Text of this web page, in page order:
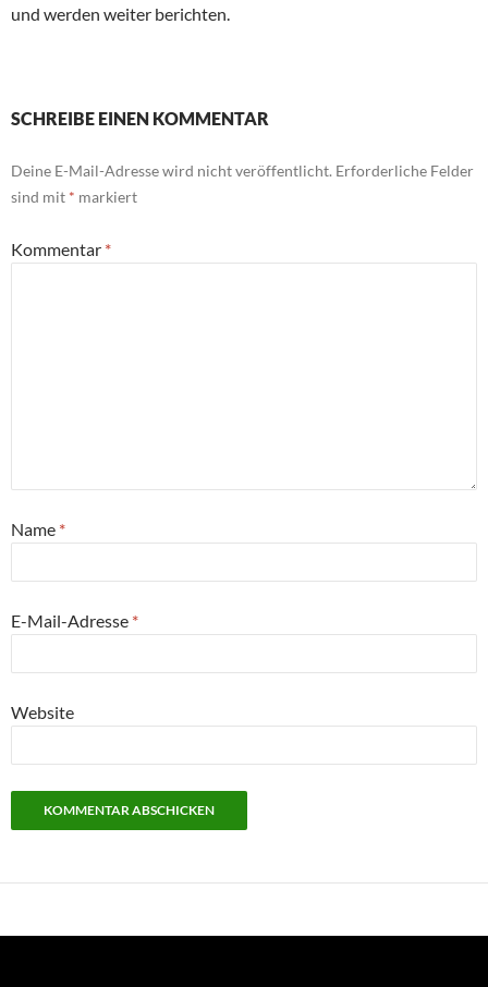
und werden weiter berichten.
SCHREIBE EINEN KOMMENTAR
Deine E-Mail-Adresse wird nicht veröffentlicht. Erforderliche Felder
sind mit * markiert
Kommentar *
Name *
E-Mail-Adresse *
Website